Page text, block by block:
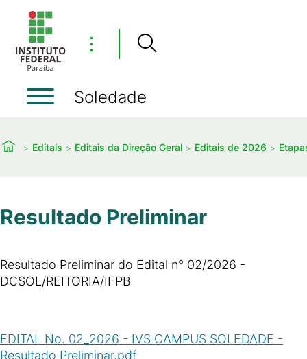
⋮
Soledade
Editais Editais da Direção Geral Editais de 2026
Resultado Preliminar
Resultado Preliminar do Edital n° 02/2026 -
DCSOL/REITORIA/IFPB
EDITAL No. 02_2026 - IVS CAMPUS SOLEDADE -
Resultado Preliminar.pdf